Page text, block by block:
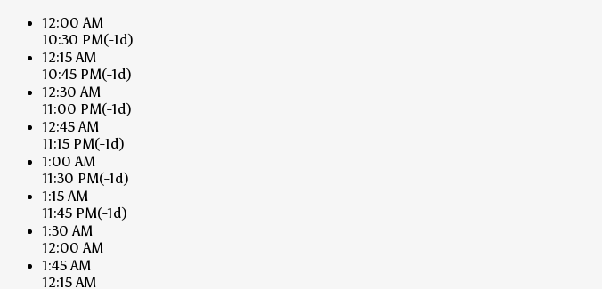
12:00 AM
10:30 PM(-1d)
12:15 AM
10:45 PM(-1d)
12:30 AM
11:00 PM(-1d)
12:45 AM
11:15 PM(-1d)
1:00 AM
11:30 PM(-1d)
1:15 AM
11:45 PM(-1d)
1:30 AM
12:00 AM
1:45 AM
12:15 AM